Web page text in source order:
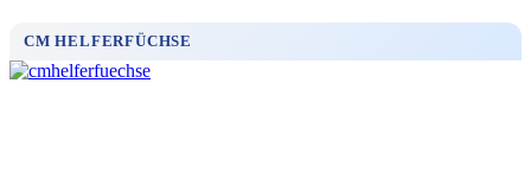
CM HELFERFÜCHSE